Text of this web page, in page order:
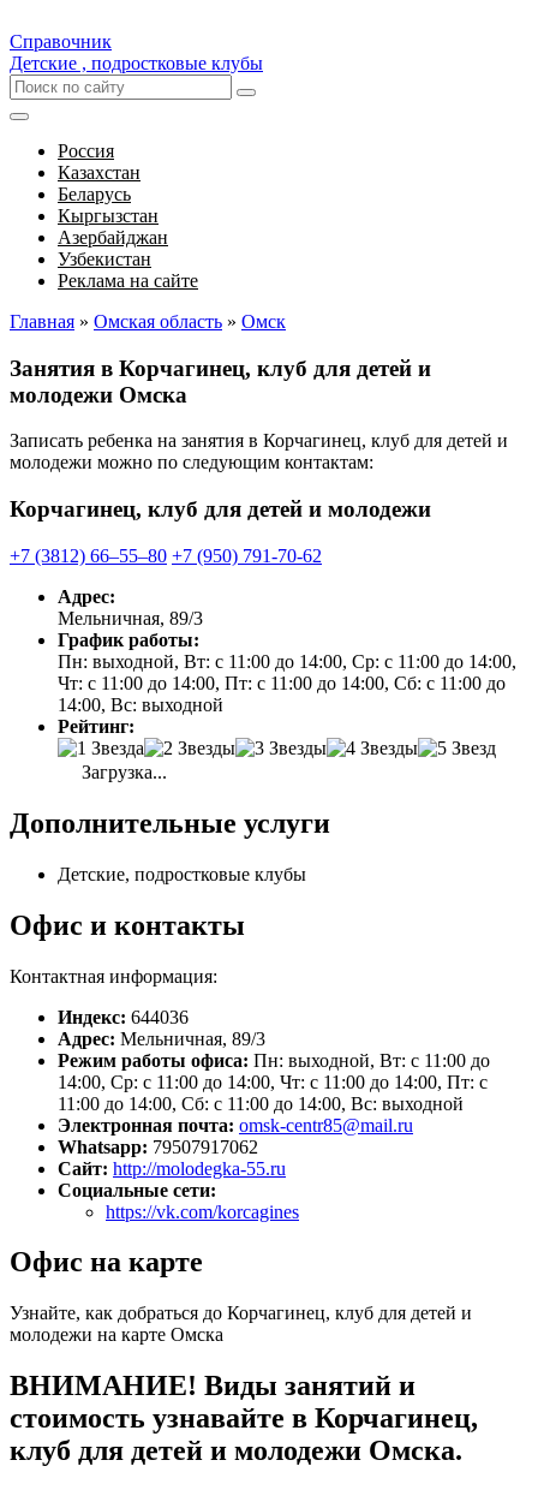
Справочник
Детские , подростковые клубы
Россия
Казахстан
Беларусь
Кыргызстан
Азербайджан
Узбекистан
Реклама на сайте
Главная » Омская область » Омск
Занятия в Корчагинец, клуб для детей и
молодежи Омска
Записать ребенка на занятия в Корчагинец, клуб для детей и
молодежи можно по следующим контактам:
Корчагинец, клуб для детей и молодежи
+7 (3812) 66‒55‒80 +7 (950) 791-70-62
Адрес:
Мельничная, 89/3
График работы:
Пн: выходной, Вт: с 11:00 до 14:00, Ср: с 11:00 до 14:00,
Чт: с 11:00 до 14:00, Пт: с 11:00 до 14:00, Сб: с 11:00 до
14:00, Вс: выходной
Рейтинг:
Загрузка...
Дополнительные услуги
Детские, подростковые клубы
Офис и контакты
Контактная информация:
Индекс: 644036
Адрес: Мельничная, 89/3
Режим работы офиса: Пн: выходной, Вт: с 11:00 до
14:00, Ср: с 11:00 до 14:00, Чт: с 11:00 до 14:00, Пт: с
11:00 до 14:00, Сб: с 11:00 до 14:00, Вс: выходной
Электронная почта: omsk-centr85@mail.ru
Whatsapp: 79507917062
Сайт: http://molodegka-55.ru
Социальные сети:
https://vk.com/korcagines
Офис на карте
Узнайте, как добраться до Корчагинец, клуб для детей и
молодежи на карте Омска
ВНИМАНИЕ! Виды занятий и
стоимость узнавайте в Корчагинец,
клуб для детей и молодежи Омска.